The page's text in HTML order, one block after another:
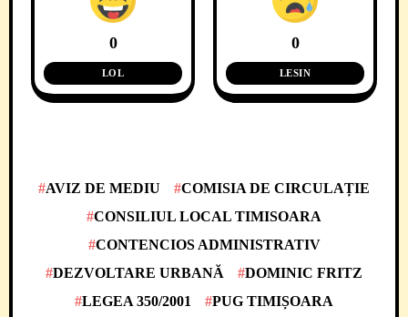
0
LOL
0
LESIN
AVIZ DE MEDIU
COMISIA DE CIRCULAȚIE
CONSILIUL LOCAL TIMISOARA
CONTENCIOS ADMINISTRATIV
DEZVOLTARE URBANĂ
DOMINIC FRITZ
LEGEA 350/2001
PUG TIMIȘOARA